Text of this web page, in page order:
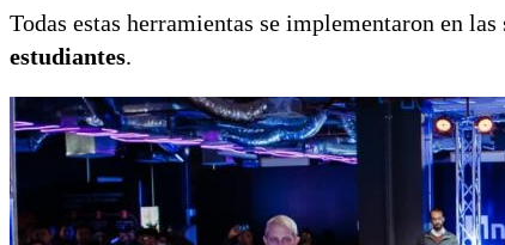
Todas estas herramientas se implementaron en las
estudiantes.